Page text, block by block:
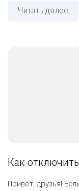
Читать далее
Как
Привет, друзья!